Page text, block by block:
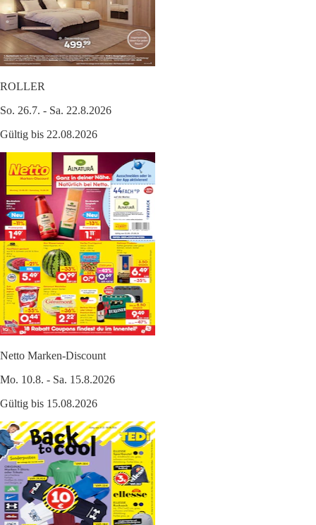
ROLLER
So. 26.7. - Sa. 22.8.2026
Gültig bis 22.08.2026
Netto Marken-Discount
Mo. 10.8. - Sa. 15.8.2026
Gültig bis 15.08.2026